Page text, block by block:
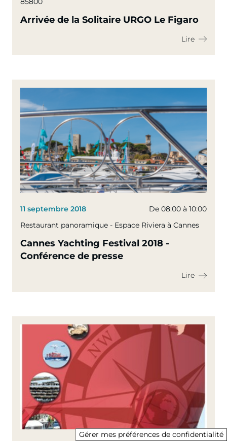
Arrivée de la Solitaire URGO Le Figaro
Lire
11 septembre 2018
De 08:00 à 10:00
Restaurant panoramique - Espace Riviera à Cannes
Cannes Yachting Festival 2018 -
Conférence de presse
Lire
Gérer mes préférences de confidentialité